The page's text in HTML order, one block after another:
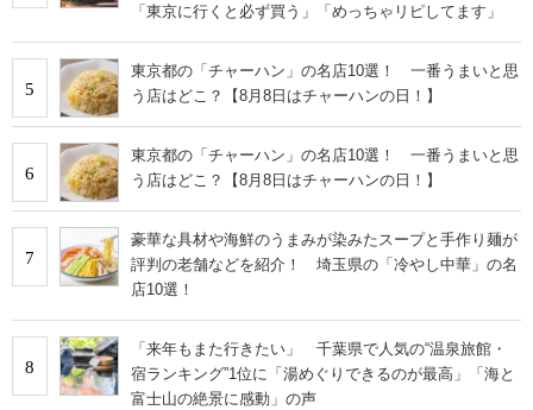
「東京に行くと必ず買う」「めっちゃリピしてます」
5
東京都の「チャーハン」の名店10選！ 一番うまいと思
う店はどこ？【8月8日はチャーハンの日！】
6
東京都の「チャーハン」の名店10選！ 一番うまいと思
う店はどこ？【8月8日はチャーハンの日！】
7
豪華な具材や海鮮のうまみが染みたスープと手作り麺が
評判の老舗などを紹介！ 埼玉県の「冷やし中華」の名
店10選！
8
「来年もまた行きたい」 千葉県で人気の“温泉旅館・
宿ランキング”1位に「湯めぐりできるのが最高」「海と
富士山の絶景に感動」の声